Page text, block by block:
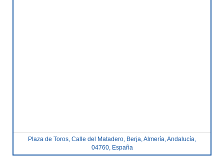
Plaza de Toros, Calle del Matadero, Berja, Almería, Andalucía,
04760, España